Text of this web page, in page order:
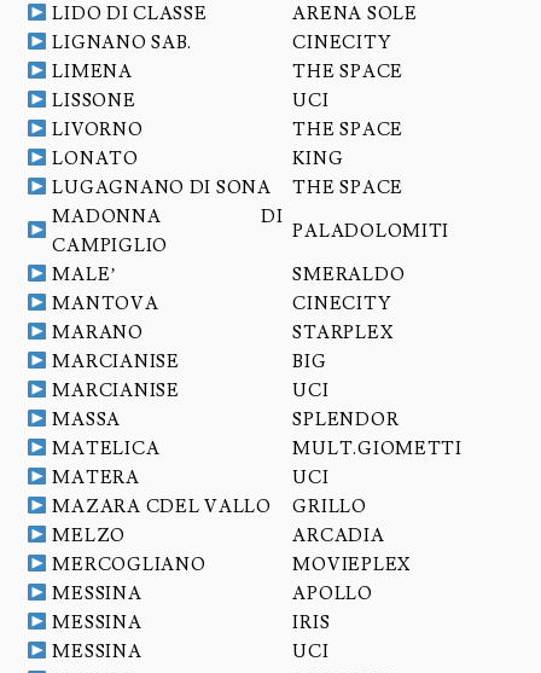
LIDO DI CLASSE
ARENA SOLE
LIGNANO SAB.
CINECITY
LIMENA
THE SPACE
LISSONE
UCI
LIVORNO
THE SPACE
LONATO
KING
LUGAGNANO DI SONA
THE SPACE
MADONNA DI
CAMPIGLIO
PALADOLOMITI
MALE’
SMERALDO
MANTOVA
CINECITY
MARANO
STARPLEX
MARCIANISE
BIG
MARCIANISE
UCI
MASSA
SPLENDOR
MATELICA
MULT.GIOMETTI
MATERA
UCI
MAZARA CDEL VALLO
GRILLO
MELZO
ARCADIA
MERCOGLIANO
MOVIEPLEX
MESSINA
APOLLO
MESSINA
IRIS
MESSINA
UCI